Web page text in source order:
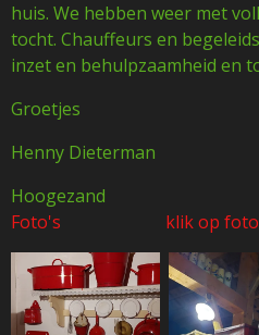
huis. We hebben weer met
tocht. Chauffeurs en
inzet en behulpzaamheid en
Groetjes
Henny Dieterman
Hoogezand
Foto's klik op foto